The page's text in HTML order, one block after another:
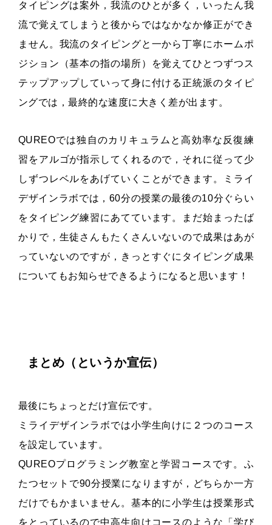
タイピングは案外，我流のひとが多く，いったん我
流で覚えてしまうと後からではなかなか修正ができ
ません。我流のタイピングと一から丁寧にホームポ
ジション（基本の指の場所）を覚えてひとつずつス
テップアップしていって身に付ける正統派のタイピ
ングでは，最終的な速度に大きく差が出ます。
QUREOでは独自のカリキュラムと高効率な反復練
習をアルゴが指示してくれるので，それに従って少
しずつレベルをあげていくことができます。ミライ
デザインラボでは，60分の授業の最後の10分ぐらい
をタイピング練習にあてています。まだ始まったば
かりで，生徒さんもたくさんいないので成果はあが
っていないのですが，きっとすぐにタイピング成果
についてもお知らせできるようになると思います！
まとめ（というか宣伝）
最後にちょっとだけ宣伝です。
ミライデザインラボでは小学生向けに２つのコース
を設定しています。
QUREOプログラミング教室と学習コースです。ふ
たつセットで90分授業になりますが，どちらか一方
だけでもかまいません。基本的に小学生は授業形式
をとっているので中高生向けコースのような「学び